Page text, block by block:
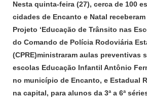
Nesta quinta-feira (27), cerca de 100
cidades de Encanto e Natal
Projeto ‘Educação de Trânsito nas
do Comando de Polícia Rodoviária
(CPRE)ministraram aulas preventivas
escolas Educação Infantil Antônio
no município de Encanto, e Estadual
na capital, para alunos da 3ª a 6ª